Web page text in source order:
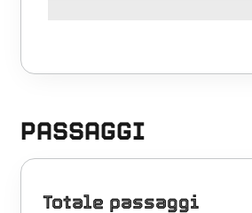
PASSAGGI
Totale passaggi